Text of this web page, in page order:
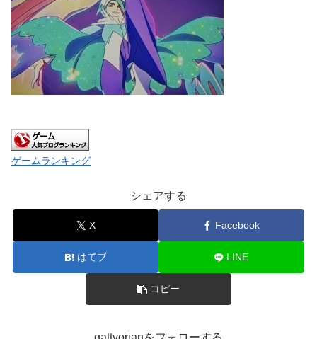
ゲームランキング
シェアする
X Facebook
はてブ LINE
コピー